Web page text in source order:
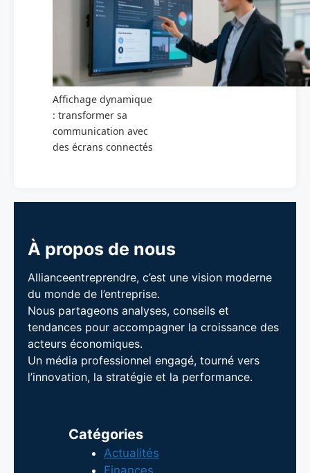
Affichage dynamique
: transformer sa
communication avec
des écrans connectés
À propos de nous
Allianceentreprendre, c’est une vision moderne
du monde de l’entreprise.
Nous partageons analyses, conseils et
tendances pour accompagner la croissance des
acteurs économiques.
Un média professionnel engagé, tourné vers
l’innovation, la stratégie et la performance.
Catégories
Actualités
Finances